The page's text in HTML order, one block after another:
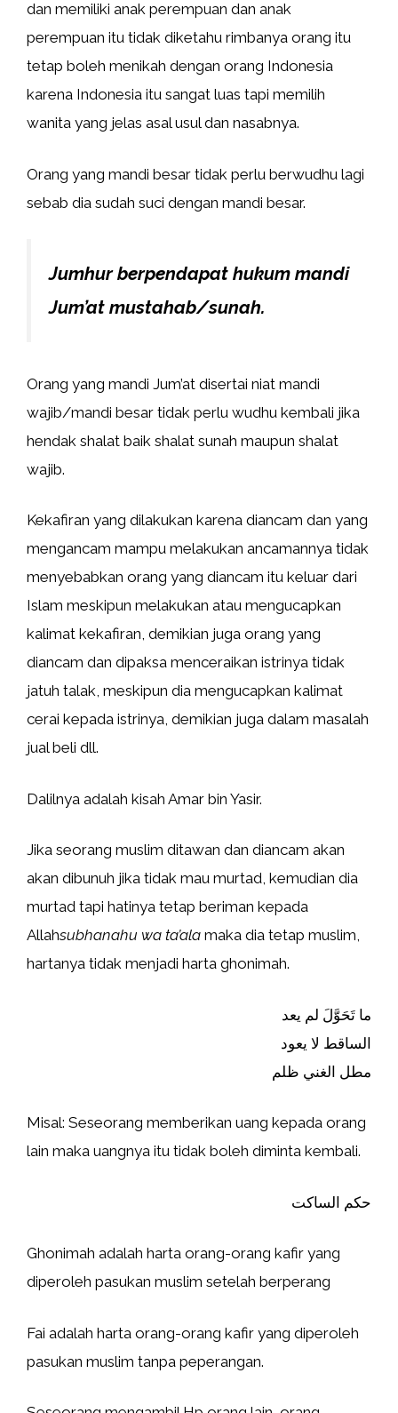
dan memiliki anak perempuan dan anak
perempuan itu tidak diketahu rimbanya orang itu
tetap boleh menikah dengan orang Indonesia
karena Indonesia itu sangat luas tapi memilih
wanita yang jelas asal usul dan nasabnya.
Orang yang mandi besar tidak perlu berwudhu lagi
sebab dia sudah suci dengan mandi besar.
Jumhur berpendapat hukum mandi
Jum’at mustahab/sunah.
Orang yang mandi Jum’at disertai niat mandi
wajib/mandi besar tidak perlu wudhu kembali jika
hendak shalat baik shalat sunah maupun shalat
wajib.
Kekafiran yang dilakukan karena diancam dan yang
mengancam mampu melakukan ancamannya tidak
menyebabkan orang yang diancam itu keluar dari
Islam meskipun melakukan atau mengucapkan
kalimat kekafiran, demikian juga orang yang
diancam dan dipaksa menceraikan istrinya tidak
jatuh talak, meskipun dia mengucapkan kalimat
cerai kepada istrinya, demikian juga dalam masalah
jual beli dll.
Dalilnya adalah kisah Amar bin Yasir.
Jika seorang muslim ditawan dan diancam akan
akan dibunuh jika tidak mau murtad, kemudian dia
murtad tapi hatinya tetap beriman kepada
Allahsubhanahu wa ta’ala maka dia tetap muslim,
hartanya tidak menjadi harta ghonimah.
ما تَحَوَّلَ لم يعد
الساقط لا يعود
مطل الغني ظلم
Misal: Seseorang memberikan uang kepada orang
lain maka uangnya itu tidak boleh diminta kembali.
حكم الساكت
Ghonimah adalah harta orang-orang kafir yang
diperoleh pasukan muslim setelah berperang
Fai adalah harta orang-orang kafir yang diperoleh
pasukan muslim tanpa peperangan.